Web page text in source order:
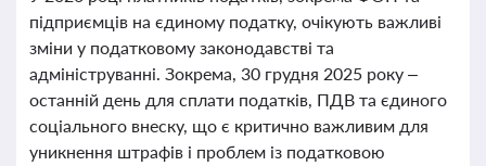
підприємців на єдиному податку, очікують важливі
зміни у податковому законодавстві та
адмініструванні. Зокрема, 30 грудня 2025 року –
останній день для сплати податків, ПДВ та єдиного
соціального внеску, що є критично важливим для
уникнення штрафів і проблем із податковою